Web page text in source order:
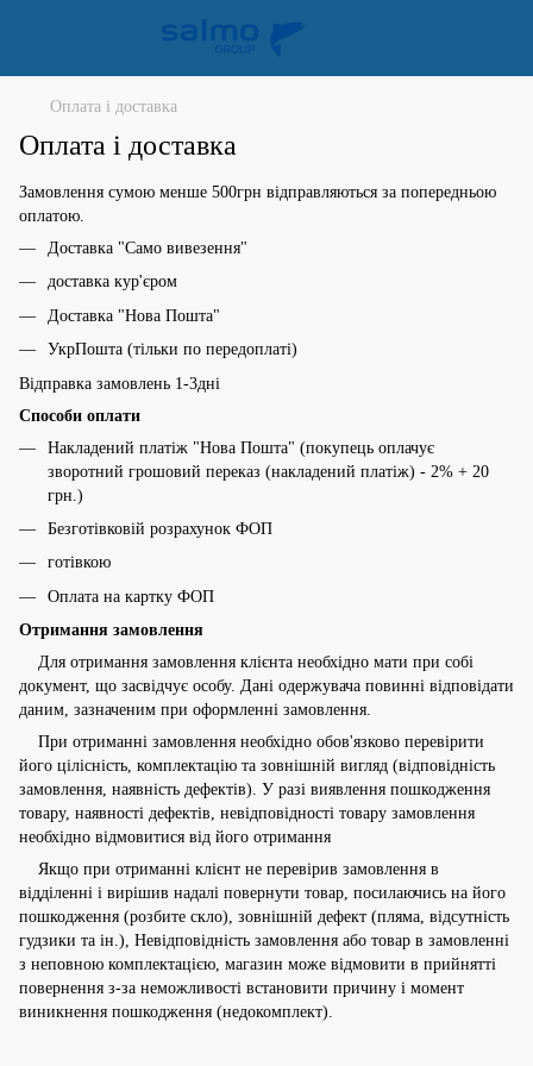
Оплата і доставка
Оплата і доставка
Замовлення сумою менше 500грн відправляються за попередньою
оплатою.
Доставка "Само вивезення"
доставка кур'єром
Доставка "Нова Пошта"
УкрПошта (тільки по передоплаті)
Відправка замовлень 1-3дні
Способи оплати
Накладений платіж "Нова Пошта" (покупець оплачує
зворотний грошовий переказ (накладений платіж) - 2% + 20
грн.)
Безготівковій розрахунок ФОП
готівкою
Оплата на картку ФОП
Отримання замовлення
Для отримання замовлення клієнта необхідно мати при собі
документ, що засвідчує особу. Дані одержувача повинні відповідати
даним, зазначеним при оформленні замовлення.
При отриманні замовлення необхідно обов'язково перевірити
його цілісність, комплектацію та зовнішній вигляд (відповідність
замовлення, наявність дефектів). У разі виявлення пошкодження
товару, наявності дефектів, невідповідності товару замовлення
необхідно відмовитися від його отримання
Якщо при отриманні клієнт не перевірив замовлення в
відділенні і вирішив надалі повернути товар, посилаючись на його
пошкодження (розбите скло), зовнішній дефект (пляма, відсутність
гудзики та ін.), Невідповідність замовлення або товар в замовленні
з неповною комплектацією, магазин може відмовити в прийнятті
повернення з-за неможливості встановити причину і момент
виникнення пошкодження (недокомплект).